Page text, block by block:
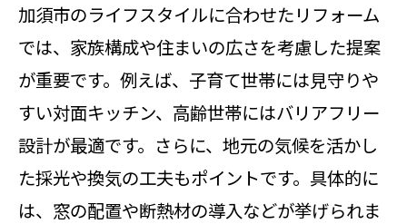
加須市のライフスタイルに合わせたリフォーム
では、家族構成や住まいの広さを考慮した提案
が重要です。例えば、子育て世帯には見守りや
すい対面キッチン、高齢世帯にはバリアフリー
設計が最適です。さらに、地元の気候を活かし
た採光や換気の工夫もポイントです。具体的に
は、窓の配置や断熱材の導入などが挙げられま